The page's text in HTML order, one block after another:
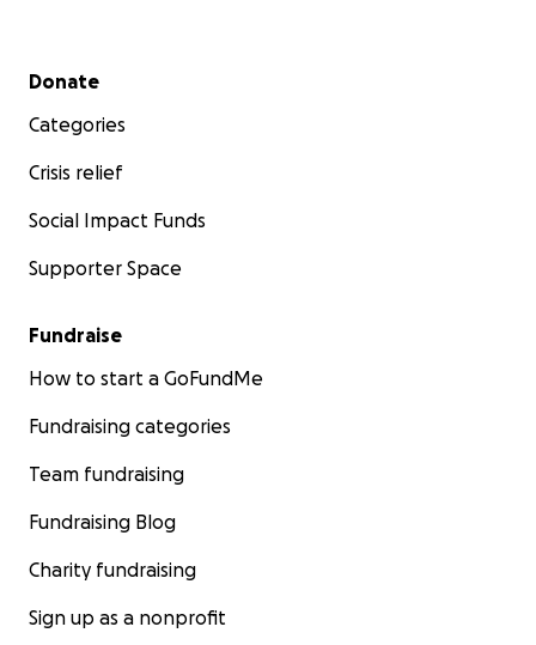
Secondary menu
Donate
Categories
Crisis relief
Social Impact Funds
Supporter Space
Fundraise
How to start a GoFundMe
Fundraising categories
Team fundraising
Fundraising Blog
Charity fundraising
Sign up as a nonprofit